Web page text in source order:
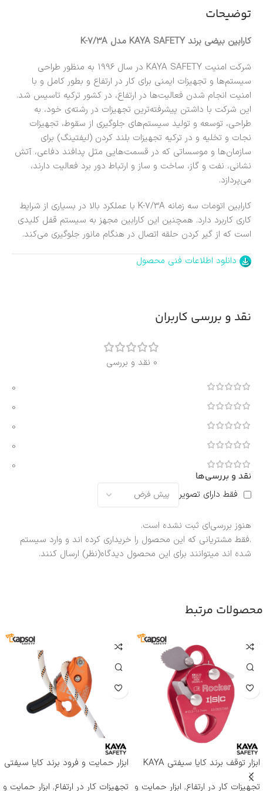
توضیحات
کارابین بیضی برند KAYA SAFETY مدل K-7/3A
شرکت امنیت KAYA SAFETY در سال 1996 به منظور طراحی
سیستم‌ها و تجهیزات ایمنی برای کار در ارتفاع و بطور کامل و با
امنیت انجام شدن فعالیت‌ها در ارتفاع، در کشور ترکیه تاسیس شد.
این شرکت با داشتن پیشرفته‌ترین تجهیزات در رشته‌ی خود، به
طراحی، توسعه و تولید سیستم‌های جلوگیری از سقوط، تجهیزات
نجات و تخلیه و در ترکیه تجهیزات بلند کردن (لیفتینگ) برای
سازمان‌ها و موسساتی که در قسمت‌هایی مثل پدافند دفاعی، آتش
نشانی، نفت و گاز، ساخت و ساز و ارتباط دور برد فعالیت دارند،
می‌پردازد.
کارابین اتومات سه زمانه K-7/3A با عملکرد بالا در بسیاری از شرایط
کاری کاربرد دارد. همچنین این کارابین مجهز به سیستم قفل کلیدی
است که از گیر کردن حلقه اتصال در هنگام مانور جلوگیری می‌کند.
دانلود اطلاعات فنی محصول
نقد و بررسی کاربران
0 نقد و بررسی
0
0
0
0
0
نقد و بررسی‌ها
فقط دارای تصویر
هنوز بررسی‌ای ثبت نشده است.
.فقط مشتریانی که این محصول را خریداری کرده اند و وارد سیستم
شده اند میتوانند برای این محصول دیدگاه(نظر) ارسال کنند.
محصولات مرتبط
ابزار توقف برند کایا سیفتی KAYA
SAFETY مدل RP-500 ROCKER
تجهیزات کار در ارتفاع, ابزار حمایت و
ابزار حمایت و فرود برند کایا سیفتی
تجهیزات کار در ارتفاع, ابزار حمایت و